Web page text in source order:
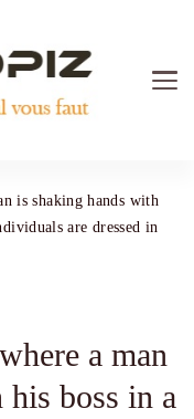
is shaking hands with
are dressed in
a man
boss in a